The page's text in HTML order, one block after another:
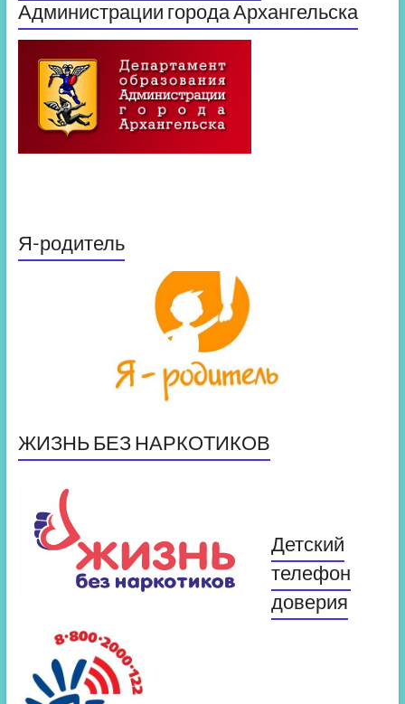
Администрации города Архангельска
Я-родитель
ЖИЗНЬ БЕЗ НАРКОТИКОВ
Детский
телефон
доверия